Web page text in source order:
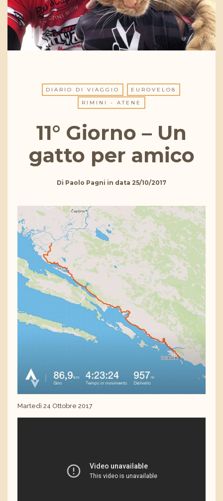
DIARIO DI VIAGGIO
EUROVELO8
RIMINI - ATENE
11° Giorno – Un
gatto per amico
Di Paolo Pagni in data 25/10/2017
Martedì 24 Ottobre 2017